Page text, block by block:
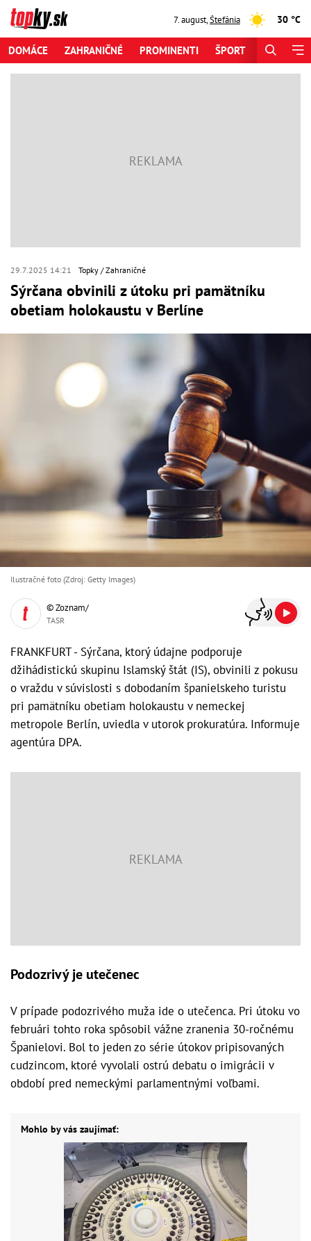
7. august,Štefánia 30 °C
DOMÁCE ZAHRANIČNÉ PROMINENTI ŠPORT
29.7.2025 14:21 Topky Zahraničné
Sýrčana obvinili z útoku pri pamätníku
obetiam holokaustu v Berlíne
Ilustračné foto (Zdroj: Getty Images)
© Zoznam/
TASR
FRANKFURT - Sýrčana, ktorý údajne podporuje
džihádistickú skupinu Islamský štát (IS), obvinili z pokusu
o vraždu v súvislosti s dobodaním španielskeho turistu
pri pamätníku obetiam holokaustu v nemeckej
metropole Berlín, uviedla v utorok prokuratúra. Informuje
agentúra DPA.
Podozrivý je utečenec
V prípade podozrivého muža ide o utečenca. Pri útoku vo
februári tohto roka spôsobil vážne zranenia 30-ročnému
Španielovi. Bol to jeden zo série útokov pripisovaných
cudzincom, ktoré vyvolali ostrú debatu o imigrácii v
období pred nemeckými parlamentnými voľbami.
Mohlo by vás zaujímať: